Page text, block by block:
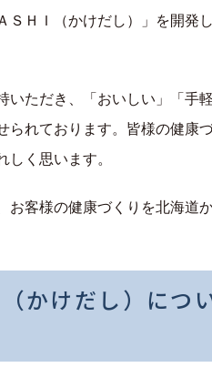
ＳＨＩ（かけだし）」を開発
いただき、「おいしい」「手
られております。皆様の健康
しく思います。
お客様の健康づくりを北海道
かけだし）につ